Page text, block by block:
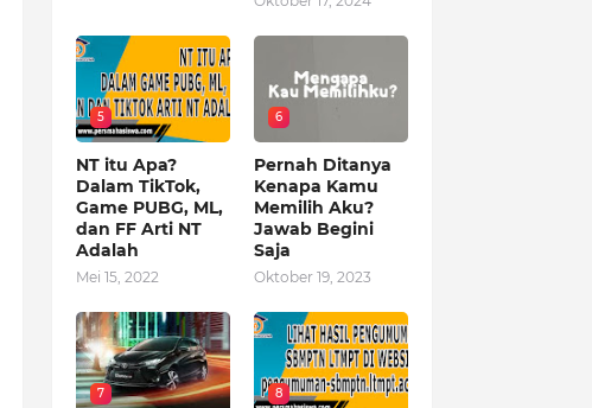
5
NT itu Apa?
Dalam TikTok,
Game PUBG, ML,
dan FF Arti NT
Adalah
Mei 15, 2022
6
Pernah Ditanya
Kenapa Kamu
Memilih Aku?
Jawab Begini
Saja
Oktober 19, 2023
7 8